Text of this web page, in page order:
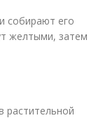
собирают его
желтыми, затем
растительной